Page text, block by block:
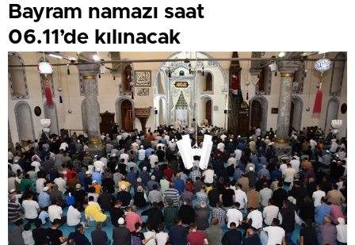
Bayram namazı saat
06.11’de kılınacak